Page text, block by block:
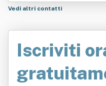
Vedi altri contatti
Iscriviti